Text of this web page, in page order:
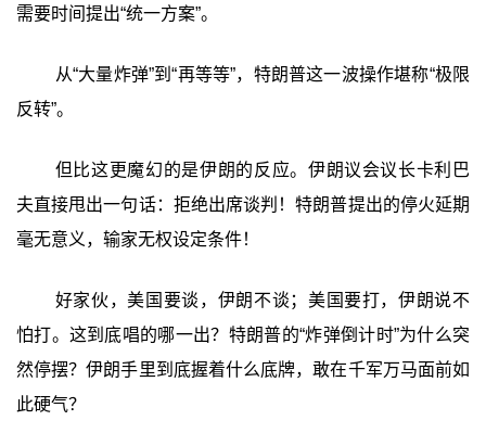
需要时间提出“统一方案”。
从“大量炸弹”到“再等等”，特朗普这一波操作堪称“极限
反转”。
但比这更魔幻的是伊朗的反应。伊朗议会议长卡利巴
夫直接甩出一句话：拒绝出席谈判！特朗普提出的停火延期
毫无意义，输家无权设定条件！
好家伙，美国要谈，伊朗不谈；美国要打，伊朗说不
怕打。这到底唱的哪一出？特朗普的“炸弹倒计时”为什么突
然停摆？伊朗手里到底握着什么底牌，敢在千军万马面前如
此硬气？